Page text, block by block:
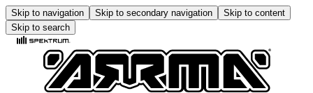
Skip to navigation Skip to secondary navigation
Skip to content
Skip to search